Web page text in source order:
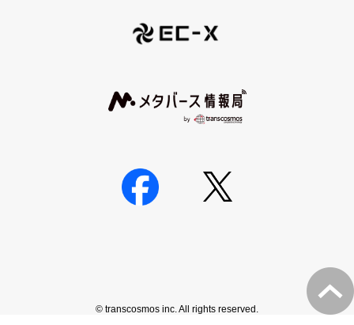
© transcosmos inc. All rights reserved.